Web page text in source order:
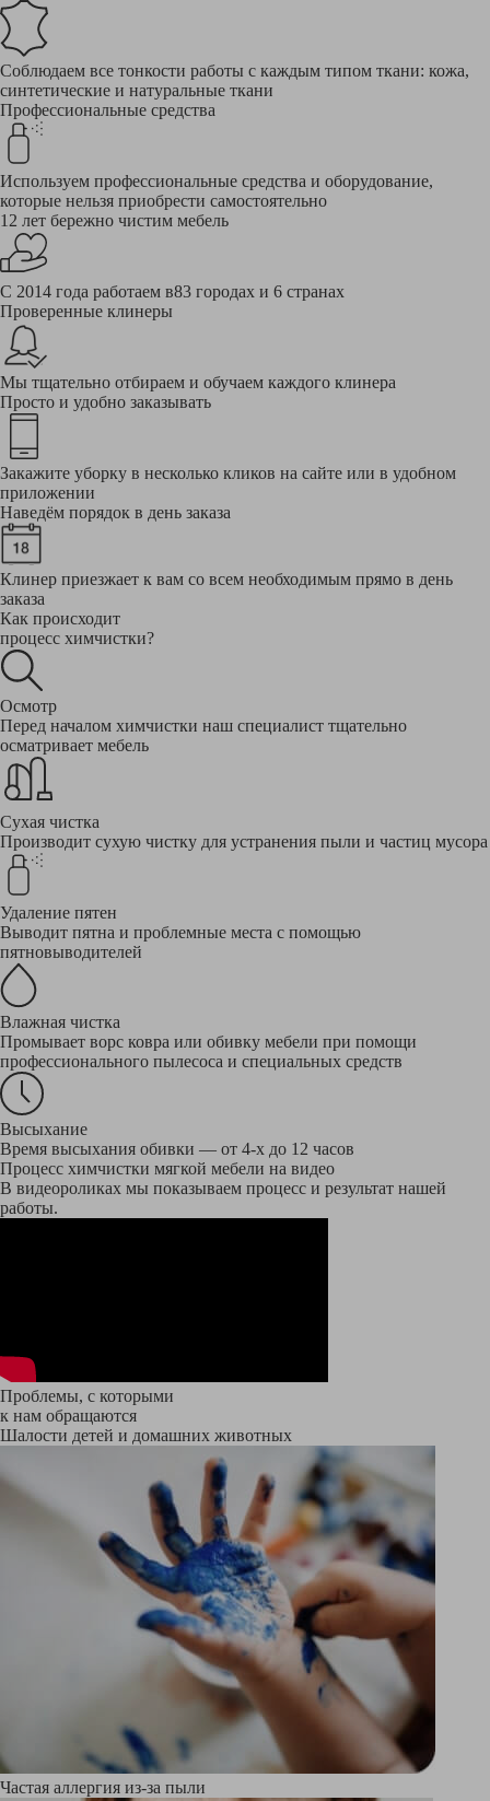
Соблюдаем все тонкости работы с каждым типом ткани: кожа,
синтетические и натуральные ткани
Профессиональные средства
Используем профессиональные средства и оборудование,
которые нельзя приобрести самостоятельно
12 лет бережно чистим мебель
С 2014 года работаем в83 городах и 6 странах
Проверенные клинеры
Мы тщательно отбираем и обучаем каждого клинера
Просто и удобно заказывать
Закажите уборку в несколько кликов на сайте или в удобном
приложении
Наведём порядок в день заказа
Клинер приезжает к вам со всем необходимым прямо в день
заказа
Как происходит
процесс химчистки?
Осмотр
Перед началом химчистки наш специалист тщательно
осматривает мебель
Сухая чистка
Производит сухую чистку для устранения пыли и частиц мусора
Удаление пятен
Выводит пятна и проблемные места с помощью
пятновыводителей
Влажная чистка
Промывает ворс ковра или обивку мебели при помощи
профессионального пылесоса и специальных средств
Высыхание
Время высыхания обивки — от 4-х до 12 часов
Процесс химчистки мягкой мебели на видео
В видеороликах мы показываем процесс и результат нашей
работы.
Проблемы, с которыми
к нам обращаются
Шалости детей и домашних животных
Частая аллергия из-за пыли